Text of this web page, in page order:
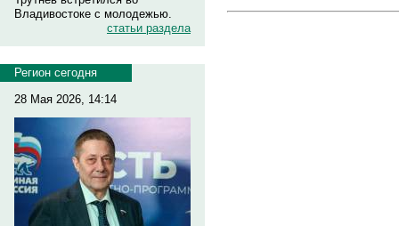
Владивостоке с молодежью.
статьи раздела
Регион сегодня
28 Мая 2026, 14:14